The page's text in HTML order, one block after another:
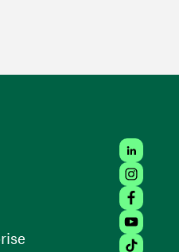
window)
window)
(opens in a newTiktok